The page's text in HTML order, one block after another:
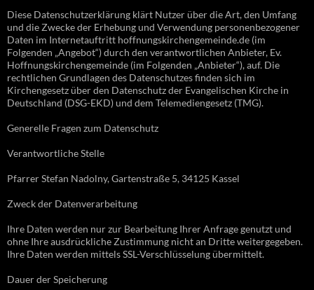
Diese Datenschutzerklärung klärt Nutzer über die Art, den Umfang
und die Zwecke der Erhebung und Verwendung personenbezogener
Daten im Internetauftritt hoffnungskirchengemeinde.de (im
Folgenden „Angebot“) durch den verantwortlichen Anbieter, Ev.
Hoffnungskirchengemeinde (im Folgenden „Anbieter“), auf. Die
rechtlichen Grundlagen des Datenschutzes finden sich im
Kirchengesetz über den Datenschutz der Evangelischen Kirche in
Deutschland (DSG-EKD) und dem Telemediengesetz (TMG).
Generelle Fragen zum Datenschutz
Verantwortliche Stelle
Pfarrer Stefan Nadolny, Gartenstraße 5, 34125 Kassel
Zweck der Datenverarbeitung
Ihre Daten werden nur zur Bearbeitung Ihrer Anfrage genutzt und
ohne Ihre ausdrückliche Zustimmung nicht an Dritte weitergegeben.
Ihre Daten werden mittels SSL-Verschlüsselung übermittelt.
Dauer der Speicherung